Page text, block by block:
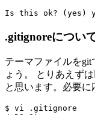
.gitignoreについ
テーマファイルをgit
ょう。 とりあえず
と思います。必要に
$ vi .gitignore